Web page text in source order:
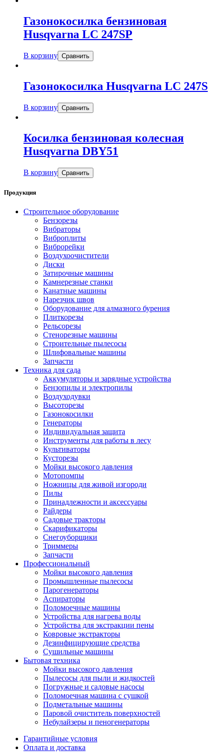
Газонокосилка бензиновая
Husqvarna LC 247SP
В корзину Сравнить
Газонокосилка Husqvarna LC 247S
В корзину Сравнить
Косилка бензиновая колесная
Husqvarna DBY51
В корзину Сравнить
Продукция
Строительное оборудование
Бензорезы
Вибраторы
Виброплиты
Виброрейки
Воздухоочистители
Диски
Затирочные машины
Камнерезные станки
Канатные машины
Нарезчик швов
Оборудование для алмазного бурения
Плиткорезы
Рельсорезы
Стенорезные машины
Строительные пылесосы
Шлифовальные машины
Запчасти
Техника для сада
Аккумуляторы и зарядные устройства
Бензопилы и электропилы
Воздуходувки
Высоторезы
Газонокосилки
Генераторы
Индивидуальная защита
Инструменты для работы в лесу
Культиваторы
Кусторезы
Мойки высокого давления
Мотопомпы
Ножницы для живой изгороди
Пилы
Принадлежности и аксессуары
Райдеры
Садовые тракторы
Скарификаторы
Снегоуборщики
Триммеры
Запчасти
Профессиональный
Мойки высокого давления
Промышленные пылесосы
Парогенераторы
Аспираторы
Поломоечные машины
Устройства для нагрева воды
Устройства для экстракции пены
Ковровые экстракторы
Дезинфицирующие средства
Сушильные машины
Бытовая техника
Мойки высокого давления
Пылесосы для пыли и жидкостей
Погружные и садовые насосы
Поломоечная машина с сушкой
Подметальные машины
Паровой очиститель поверхностей
Небулайзеры и пеногенераторы
Гарантийные условия
Оплата и доставка